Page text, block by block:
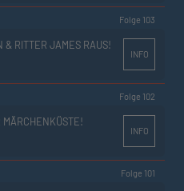
Folge 103
& RITTER JAMES RAUS!
INFO
Folge 102
MÄRCHENKÜSTE!
INFO
Folge 101